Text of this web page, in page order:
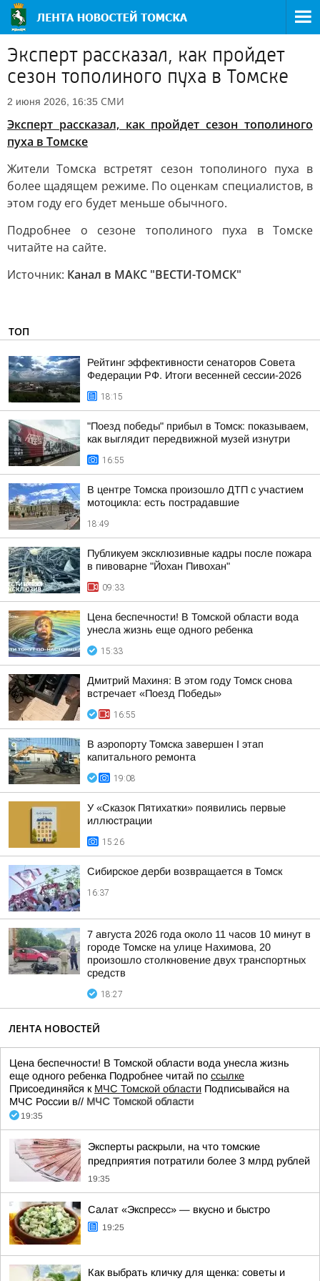
Эксперт рассказал, как пройдет
сезон тополиного пуха в Томске
2 июня 2026, 16:35 СМИ
Эксперт рассказал, как пройдет сезон тополиного
пуха в Томске
Жители Томска встретят сезон тополиного пуха в
более щадящем режиме. По оценкам специалистов, в
этом году его будет меньше обычного.
Подробнее о сезоне тополиного пуха в Томске
читайте на сайте.
Источник: Канал в МАКС "ВЕСТИ-ТОМСК"
ТОП
Рейтинг эффективности сенаторов Совета
Федерации РФ. Итоги весенней сессии-2026
18:15
"Поезд победы" прибыл в Томск: показываем,
как выглядит передвижной музей изнутри
16:55
В центре Томска произошло ДТП с участием
мотоцикла: есть пострадавшие
18:49
Публикуем эксклюзивные кадры после пожара
в пивоварне "Йохан Пивохан"
09:33
Цена беспечности! В Томской области вода
унесла жизнь еще одного ребенка
15:33
Дмитрий Махиня: В этом году Томск снова
встречает «Поезд Победы»
16:55
В аэропорту Томска завершен I этап
капитального ремонта
19:08
У «Сказок Пятихатки» появились первые
иллюстрации
15:26
Сибирское дерби возвращается в Томск
16:37
7 августа 2026 года около 11 часов 10 минут в
городе Томске на улице Нахимова, 20
произошло столкновение двух транспортных
средств
18:27
ЛЕНТА НОВОСТЕЙ
Цена беспечности! В Томской области вода унесла жизнь
еще одного ребенка Подробнее читай по ссылке
Присоединяйся к МЧС Томской области Подписывайся на
МЧС России в// МЧС Томской области
19:35
Эксперты раскрыли, на что томские
предприятия потратили более 3 млрд рублей
19:35
Салат «Экспресс» — вкусно и быстро
19:25
Как выбрать кличку для щенка: советы и